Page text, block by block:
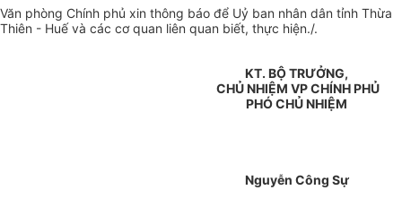
Văn phòng Chính phủ xin thông báo để Uỷ ban nhân dân tỉnh Thừa
Thiên - Huế và các cơ quan liên quan biết, thực hiện./.
KT. BỘ TRƯỞNG,
CHỦ NHIỆM VP CHÍNH PHỦ
PHÓ CHỦ NHIỆM
Nguyễn Công Sự